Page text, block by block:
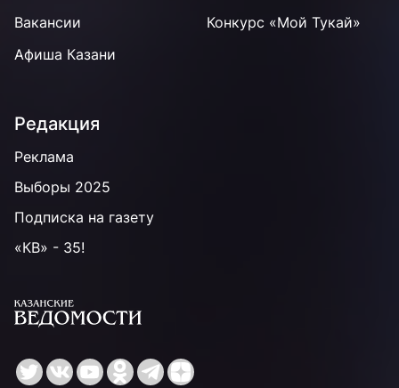
Вакансии
Конкурс «Мой Тукай»
Афиша Казани
Редакция
Реклама
Выборы 2025
Подписка на газету
«КВ» - 35!